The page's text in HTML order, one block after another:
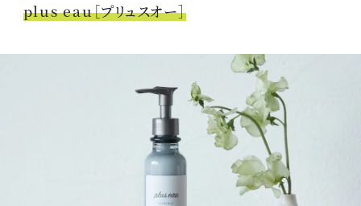
plus eau［プリュスオー］